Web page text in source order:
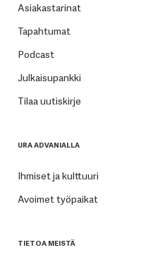
Asiakastarinat
Tapahtumat
Podcast
Julkaisupankki
Tilaa uutiskirje
URA ADVANIALLA
Ihmiset ja kulttuuri
Avoimet työpaikat
TIETOA MEISTÄ